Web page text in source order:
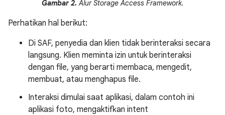
Gambar 2. Alur Storage Access Framework.
Perhatikan hal berikut:
Di SAF, penyedia dan klien tidak berinteraksi secara
langsung. Klien meminta izin untuk berinteraksi
dengan file, yang berarti membaca, mengedit,
membuat, atau menghapus file.
Interaksi dimulai saat aplikasi, dalam contoh ini
aplikasi foto, mengaktifkan intent